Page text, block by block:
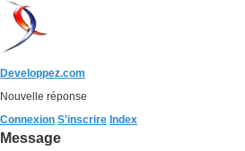
Developpez.com
Nouvelle réponse
Connexion S'inscrire Index
Message